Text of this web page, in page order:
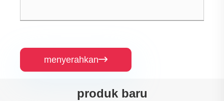
menyerahkan
produk baru